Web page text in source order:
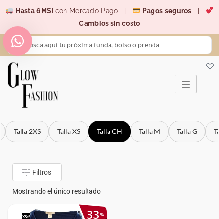
contenido
Hasta 6MSI con Mercado Pago | Pagos seguros
Cambios sin costo
Search
...
Talla 2XS Talla XS Talla CH Talla M Talla G
Filtros
Mostrando el único resultado
XS/S %
33